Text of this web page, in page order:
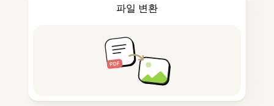
파일 변환